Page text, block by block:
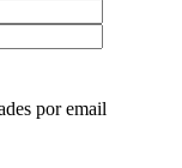
por email